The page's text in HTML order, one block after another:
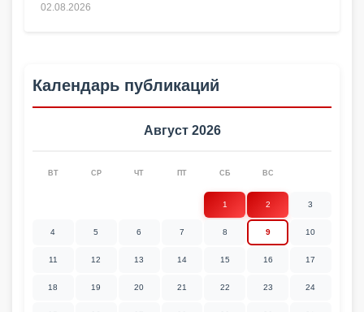
02.08.2026
Календарь публикаций
Август 2026
ВТ СР ЧТ ПТ СБ ВС
1 2 3
4 5 6 7 8 9 10
11 12 13 14 15 16 17
18 19 20 21 22 23 24